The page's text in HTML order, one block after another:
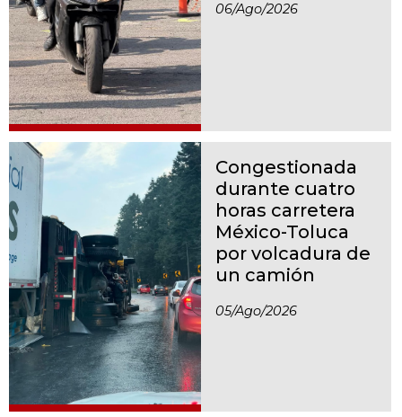
06/ago/2026
Congestionada
durante cuatro
horas carretera
México-Toluca
por volcadura de
un camión
05/ago/2026